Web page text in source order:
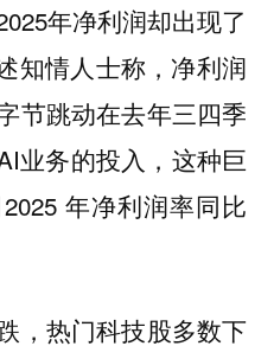
年净利润却出现了
知情人士称，净利润
节跳动在去年三四季
业务的投入，这种巨
年净利润率同比
，热门科技股多数下